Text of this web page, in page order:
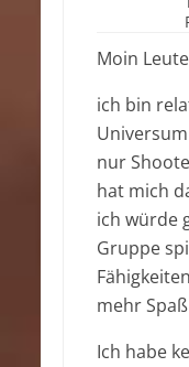
Moin
ich bin
nur
hat mich
ich würde
Gruppe
mehr
Ich habe